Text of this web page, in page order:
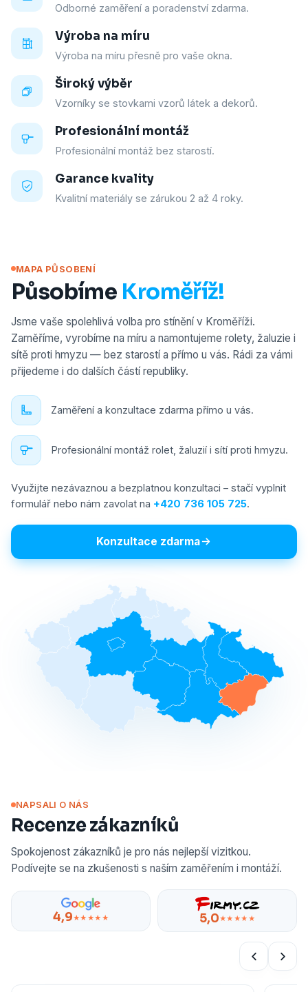
Odborné zaměření a poradenství zdarma.
Výroba na míru
Výroba na míru přesně pro vaše okna.
Široký výběr
Vzorníky se stovkami vzorů látek a dekorů.
Profesionální montáž
Profesionální montáž bez starostí.
Garance kvality
Kvalitní materiály se zárukou 2 až 4 roky.
MAPA PŮSOBENÍ
Působíme Kroměříž!
Jsme vaše spolehlivá volba pro stínění v Kroměříži.
Zaměříme, vyrobíme na míru a namontujeme rolety, žaluzie i
sítě proti hmyzu — bez starostí a přímo u vás. Rádi za vámi
přijedeme i do dalších částí republiky.
Zaměření a konzultace zdarma přímo u vás.
Profesionální montáž rolet, žaluzií i sítí proti hmyzu.
Využijte nezávaznou a bezplatnou konzultaci – stačí vyplnit
formulář nebo nám zavolat na +420 736 105 725.
Konzultace zdarma
NAPSALI O NÁS
Recenze zákazníků
Spokojenost zákazníků je pro nás nejlepší vizitkou.
Podívejte se na zkušenosti s naším zaměřením i montáží.
4,9★★★★★ 5,0★★★★★